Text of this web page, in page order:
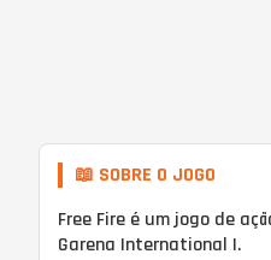
📖 SOBRE O JOGO
Free Fire é um jogo de
Garena International I.